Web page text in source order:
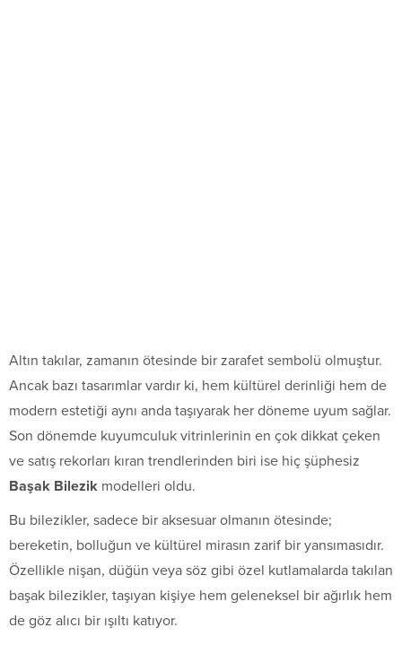
Altın takılar, zamanın ötesinde bir zarafet sembolü olmuştur.
Ancak bazı tasarımlar vardır ki, hem kültürel derinliği hem de
modern estetiği aynı anda taşıyarak her döneme uyum sağlar.
Son dönemde kuyumculuk vitrinlerinin en çok dikkat çeken
ve satış rekorları kıran trendlerinden biri ise hiç şüphesiz
Başak Bilezik modelleri oldu.
Bu bilezikler, sadece bir aksesuar olmanın ötesinde;
bereketin, bolluğun ve kültürel mirasın zarif bir yansımasıdır.
Özellikle nişan, düğün veya söz gibi özel kutlamalarda takılan
başak bilezikler, taşıyan kişiye hem geleneksel bir ağırlık hem
de göz alıcı bir ışıltı katıyor.